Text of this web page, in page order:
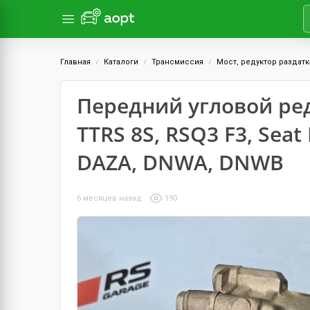
Главная Каталоги Трансмиссия Мост, редуктор
Передний угловой
TTRS 8S, RSQ3 F3,
DAZA, DNWA, DNWB
6 месяцев назад 190